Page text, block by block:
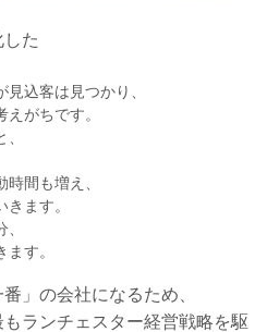
た
込客は見つかり、
がちです。
間も増え、
ます。
す。
」の会社になるため、
ランチェスター経営戦略を駆